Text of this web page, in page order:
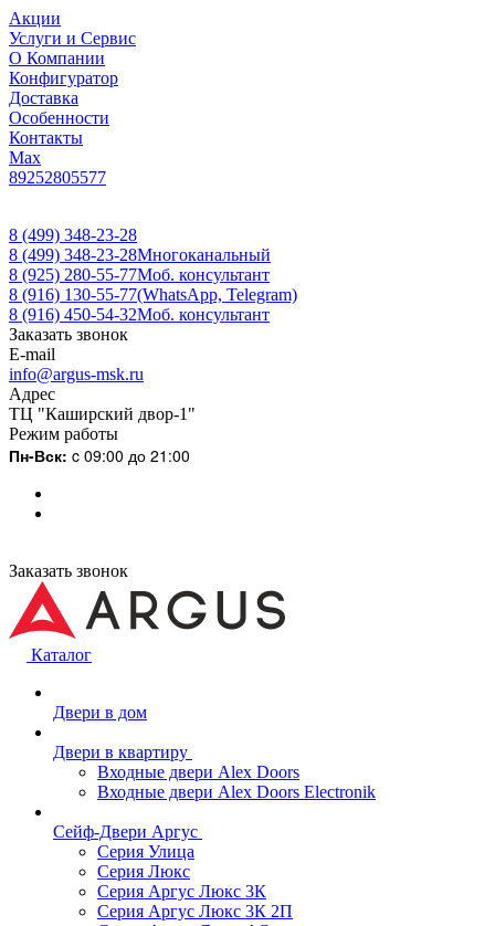
Акции
Услуги и Сервис
О Компании
Конфигуратор
Доставка
Особенности
Контакты
Max
89252805577
8 (499) 348-23-28
8 (499) 348-23-28Многоканальный
8 (925) 280-55-77Моб. консультант
8 (916) 130-55-77(WhatsApp, Telegram)
8 (916) 450-54-32Моб. консультант
Заказать звонок
E-mail
info@argus-msk.ru
Адрес
ТЦ "Каширский двор-1"
Режим работы
Пн-Вск: c 09:00 до 21:00
Заказать звонок
Каталог
Двери в дом
Двери в квартиру
Входные двери Alex Doors
Входные двери Alex Doors Electronik
Сейф-Двери Аргус
Серия Улица
Серия Люкс
Серия Аргус Люкс 3К
Серия Аргус Люкс 3К 2П